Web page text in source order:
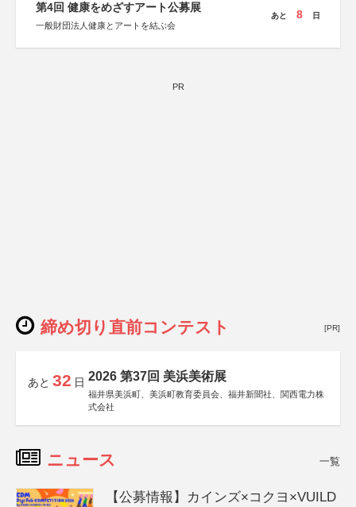
第4回 健康をめざすアート公募展
一般財団法人健康とアートを結ぶ会
あと 8 日
PR
締め切り直前コンテスト [PR]
あと 32 日 2026 第37回 美浜美術展
福井県美浜町、美浜町教育委員会、福井新聞社、関西電力株
式会社
ニュース 一覧
【公募情報】カインズ×コクヨ×VUILD